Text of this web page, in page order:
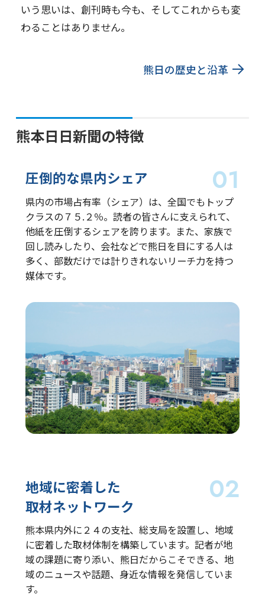
いう思いは、創刊時も今も、そしてこれからも変
わることはありません。
熊日の歴史と沿革
熊本日日新聞の特徴
圧倒的な県内シェア
県内の市場占有率（シェア）は、全国でもトップ
クラスの７５.２％。読者の皆さんに支えられて、
他紙を圧倒するシェアを誇ります。また、家族で
回し読みしたり、会社などで熊日を目にする人は
多く、部数だけでは計りきれないリーチ力を持つ
媒体です。
地域に密着した
取材ネットワーク
熊本県内外に２４の支社、総支局を設置し、地域
に密着した取材体制を構築しています。記者が地
域の課題に寄り添い、熊日だからこそできる、地
域のニュースや話題、身近な情報を発信していま
す。